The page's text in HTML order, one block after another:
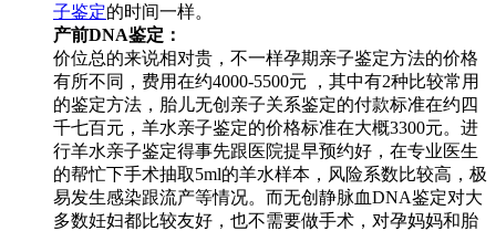
子鉴定的时间一样。
产前DNA鉴定：
价位总的来说相对贵，不一样孕期亲子鉴定方法的价格
有所不同，费用在约4000-5500元 ，其中有2种比较常用
的鉴定方法，胎儿无创亲子关系鉴定的付款标准在约四
千七百元，羊水亲子鉴定的价格标准在大概3300元。进
行羊水亲子鉴定得事先跟医院提早预约好，在专业医生
的帮忙下手术抽取5ml的羊水样本，风险系数比较高，极
易发生感染跟流产等情况。而无创静脉血DNA鉴定对大
多数妊妇都比较友好，也不需要做手术，对孕妈妈和胎